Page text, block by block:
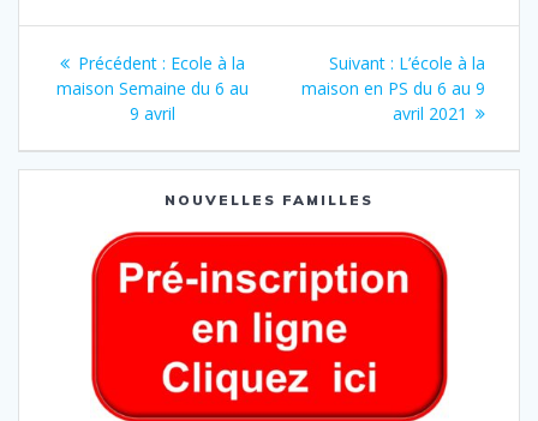
Précédent : Ecole à la
maison Semaine du 6 au
9 avril
Suivant : L’école à la
maison en PS du 6 au 9
avril 2021
NOUVELLES FAMILLES